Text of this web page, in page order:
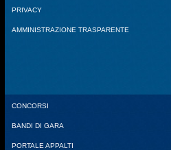
PRIVACY
AMMINISTRAZIONE TRASPARENTE
CONCORSI
BANDI DI GARA
PORTALE APPALTI